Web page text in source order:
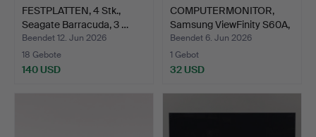
FESTPLATTEN, 4 Stk.,
Seagate Barracuda, 3 …
Beendet 12. Jun 2026
18 Gebote
140 USD
COMPUTERMONITOR,
Samsung ViewFinity S60A,
…
Beendet 6. Jun 2026
1 Gebot
32 USD